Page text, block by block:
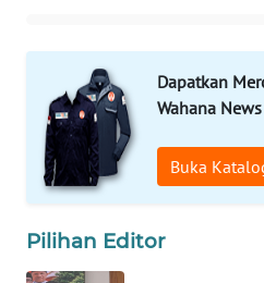
Dapatkan
Wahana News
Buka
Pilihan Editor
Network
KONSUMEN
LISTRIK
MASYARAKAT